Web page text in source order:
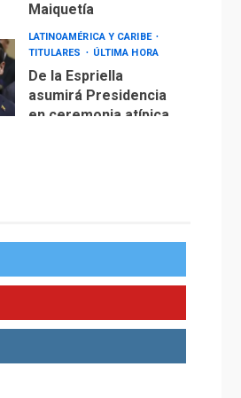
Maiquetía
LATINOAMÉRICA Y CARIBE
TITULARES
ÚLTIMA HORA
De la Espriella
asumirá Presidencia
en ceremonia atípica
de diálogo en
POLÍTICA
TITULARES
Gobierno y AN2015 en
diálogo